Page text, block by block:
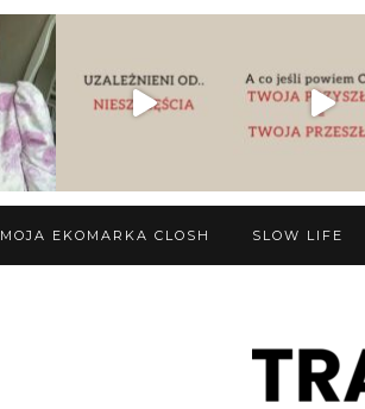
MOJA EKOMARKA CLOSH SLOW LIFE